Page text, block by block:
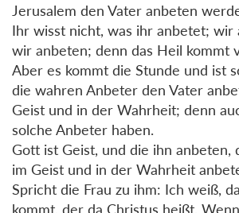
Jerusalem den Vater anbeten
Ihr wisst nicht, was ihr anbetet; wir
wir anbeten; denn das Heil kommt
Aber es kommt die Stunde und ist
die wahren Anbeter den Vater
Geist und in der Wahrheit; denn
solche Anbeter haben.
Gott ist Geist, und die ihn anbeten,
im Geist und in der Wahrheit
Spricht die Frau zu ihm: Ich weiß,
kommt, der da Christus heißt.